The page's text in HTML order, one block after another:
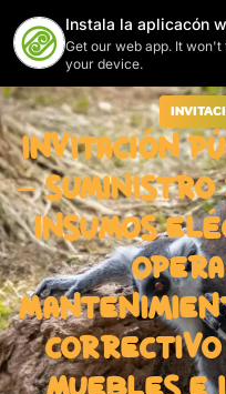
INVITACIÓN
–
INSUMOS